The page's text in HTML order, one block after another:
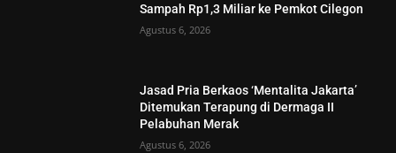
Sampah Rp1,3 Miliar ke Pemkot Cilegon
Agustus 6, 2026
Jasad Pria Berkaos ‘Mentalita Jakarta’
Ditemukan Terapung di Dermaga II
Pelabuhan Merak
Agustus 6, 2026